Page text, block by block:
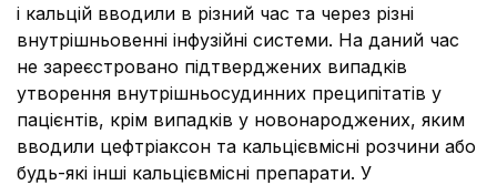
і кальцій вводили в різний час та через різні
внутрішньовенні інфузійні системи. На даний час
не зареєстровано підтверджених випадків
утворення внутрішньосудинних преципітатів у
пацієнтів, крім випадків у новонароджених, яким
вводили цефтріаксон та кальцієвмісні розчини або
будь-які інші кальцієвмісні препарати. У